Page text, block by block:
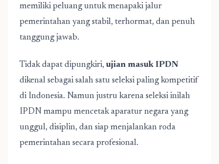
memiliki peluang untuk menapaki jalur
pemerintahan yang stabil, terhormat, dan penuh
tanggung jawab.
Tidak dapat dipungkiri, ujian masuk IPDN
dikenal sebagai salah satu seleksi paling kompetitif
di Indonesia. Namun justru karena seleksi inilah
IPDN mampu mencetak aparatur negara yang
unggul, disiplin, dan siap menjalankan roda
pemerintahan secara profesional.